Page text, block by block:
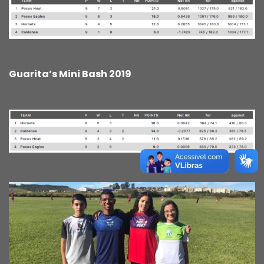
Guarita’s Mini Bash 2019